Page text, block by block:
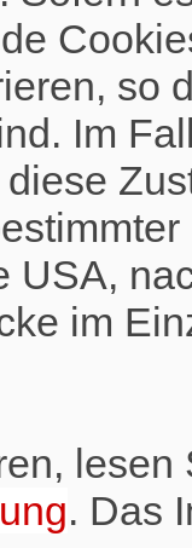
so
Im
USA,
im
lesen
. Das